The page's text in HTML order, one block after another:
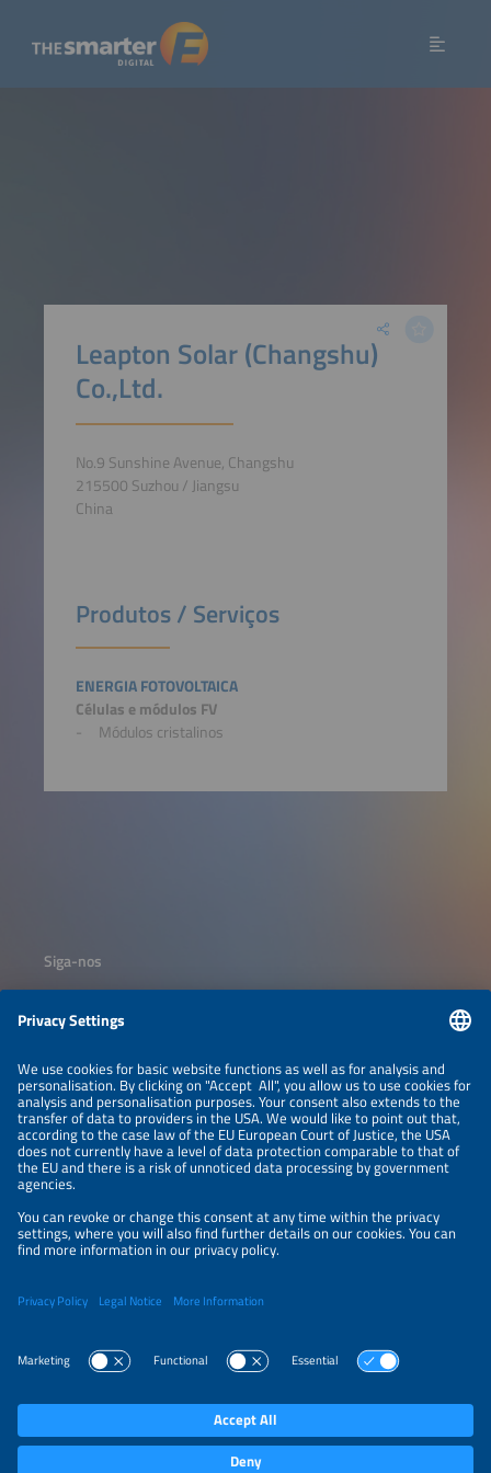
Leapton Solar (Changshu)
Co.,Ltd.
No.9 Sunshine Avenue, Changshu
215500 Suzhou / Jiangsu
China
Produtos / Serviços
ENERGIA FOTOVOLTAICA
Células e módulos FV
Módulos cristalinos
Siga-nos
Informações
INFORMAÇÃO LEGAL
CONTATO
ORGANIZADORES
POLÍTICA DE PRIVACIDADE